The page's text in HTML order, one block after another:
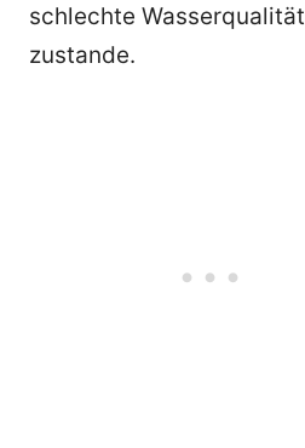
schlechte Wasserqualität
zustande.